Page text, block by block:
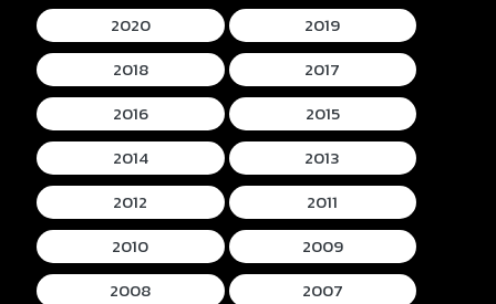
2020
2019
2018
2017
2016
2015
2014
2013
2012
2011
2010
2009
2008
2007